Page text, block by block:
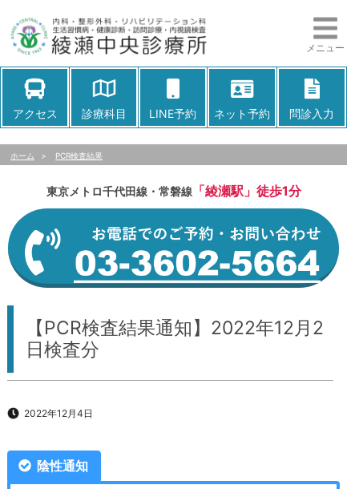
メニュー
アクセス 診療科目 LINE予約 ネット予約 問診入力
ホーム > PCR検査結果
東京メトロ千代田線・常磐線「綾瀬駅」徒歩1分
【PCR検査結果通知】2022年12月2
日検査分
2022年12月4日
陰性通知